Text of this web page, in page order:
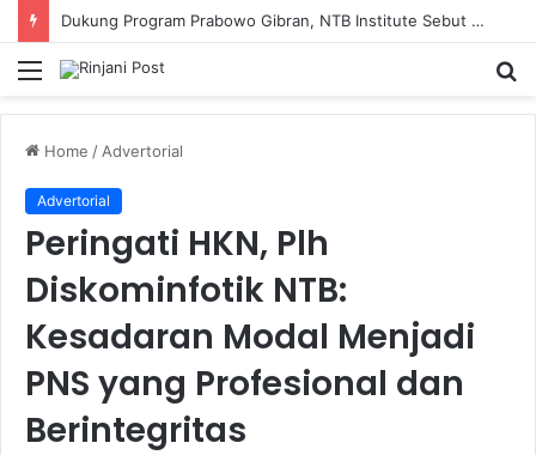
Dukung Program Prabowo Gibran, NTB Institute Sebut MBG dan Kopdes Solusi Percepatan Pembangunan Daerah 3T
Menu
Home / Advertorial
Advertorial
Peringati HKN, Plh
Diskominfotik NTB:
Kesadaran Modal Menjadi
PNS yang Profesional dan
Berintegritas